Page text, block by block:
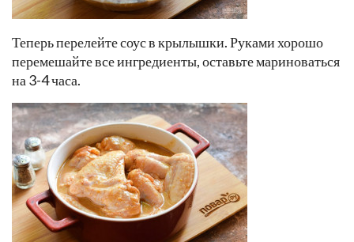
Теперь перелейте соус в крылышки. Руками хорошо
перемешайте все ингредиенты, оставьте мариноваться
на 3-4 часа.